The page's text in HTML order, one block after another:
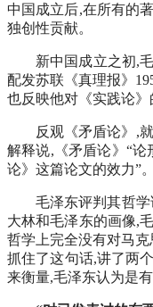
中国成立后,在所有的
独创性贡献。
新中国成立之初,
配发苏联《真理报》
也反映他对《实践论》
反观《矛盾论》,
解释说,《矛盾论》“
论》这篇论文的效力”
毛泽东评判其哲
大林和毛泽东的画像,
哲学上完全没有对马
抓住了这句话,讲了两
来衡量,毛泽东认为是